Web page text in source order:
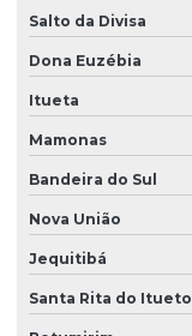
Salto da Divisa
Dona Euzébia
Itueta
Mamonas
Bandeira do Sul
Nova União
Jequitibá
Santa Rita do Itueto